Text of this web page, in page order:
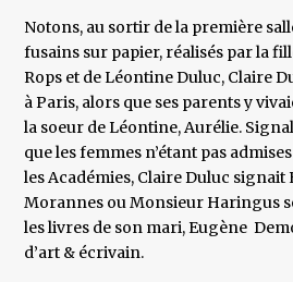
Notons, au sortir de la première
fusains sur papier, réalisés par la
Rops et de Léontine Duluc, Claire
à Paris, alors que ses parents y
la soeur de Léontine, Aurélie.
que les femmes n’étant pas
les Académies, Claire Duluc signait
Morannes ou Monsieur Haringus
les livres de son mari, Eugène
d’art & écrivain.